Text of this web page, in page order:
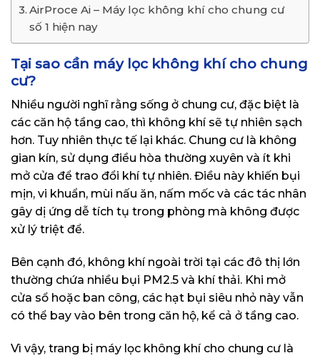
AirProce Ai – Máy lọc không khí cho chung cư
số 1 hiện nay
Tại sao cần máy lọc không khí cho chung
cư?
Nhiều người nghĩ rằng sống ở chung cư, đặc biệt là
các căn hộ tầng cao, thì không khí sẽ tự nhiên sạch
hơn. Tuy nhiên thực tế lại khác. Chung cư là không
gian kín, sử dụng điều hòa thường xuyên và ít khi
mở cửa để trao đổi khí tự nhiên. Điều này khiến bụi
mịn, vi khuẩn, mùi nấu ăn, nấm mốc và các tác nhân
gây dị ứng dễ tích tụ trong phòng mà không được
xử lý triệt để.
Bên cạnh đó, không khí ngoài trời tại các đô thị lớn
thường chứa nhiều bụi PM2.5 và khí thải. Khi mở
cửa sổ hoặc ban công, các hạt bụi siêu nhỏ này vẫn
có thể bay vào bên trong căn hộ, kể cả ở tầng cao.
Vì vậy, trang bị máy lọc không khí cho chung cư là